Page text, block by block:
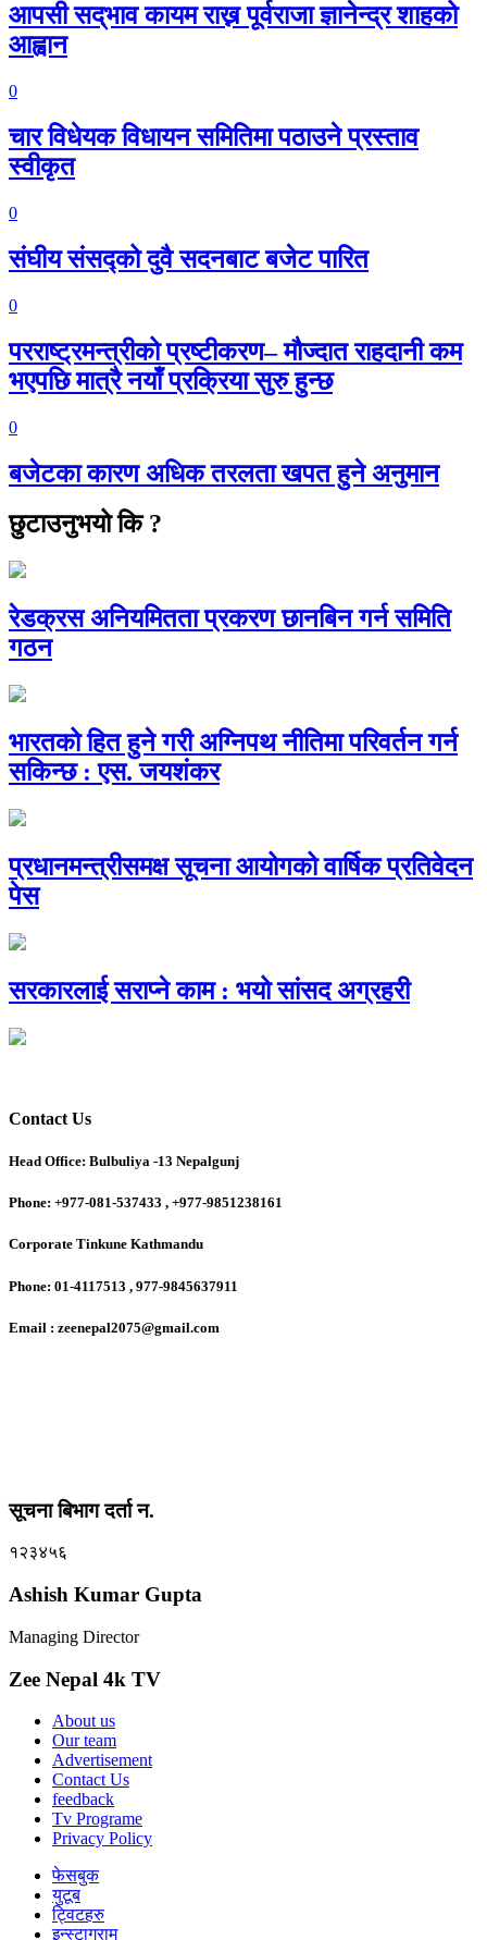
आपसी सद्‌भाव कायम राख्न पूर्वराजा ज्ञानेन्द्र शाहको
आह्वान
0
चार विधेयक विधायन समितिमा पठाउने प्रस्ताव
स्वीकृत
0
संघीय संसद्को दुवै सदनबाट बजेट पारित
0
परराष्ट्रमन्त्रीको प्रष्टीकरण– मौज्दात राहदानी कम
भएपछि मात्रै नयाँ प्रक्रिया सुरु हुन्छ
0
बजेटका कारण अधिक तरलता खपत हुने अनुमान
छुटाउनुभयो कि ?
रेडक्रस अनियमितता प्रकरण छानबिन गर्न समिति
गठन
भारतको हित हुने गरी अग्निपथ नीतिमा परिवर्तन गर्न
सकिन्छ : एस. जयशंकर
प्रधानमन्त्रीसमक्ष सूचना आयोगको वार्षिक प्रतिवेदन
पेस
सरकारलाई सराप्ने काम : भयो सांसद अग्रहरी
Contact Us
Head Office: Bulbuliya -13 Nepalgunj
Phone: +977-081-537433 , +977-9851238161
Corporate Tinkune Kathmandu
Phone: 01-4117513 , 977-9845637911
Email : zeenepal2075@gmail.com
सूचना बिभाग दर्ता न.
१२३४५६
Ashish Kumar Gupta
Managing Director
Zee Nepal 4k TV
About us
Our team
Advertisement
Contact Us
feedback
Tv Programe
Privacy Policy
फेसबुक
युटूब
ट्विटहरु
इन्स्टाग्राम